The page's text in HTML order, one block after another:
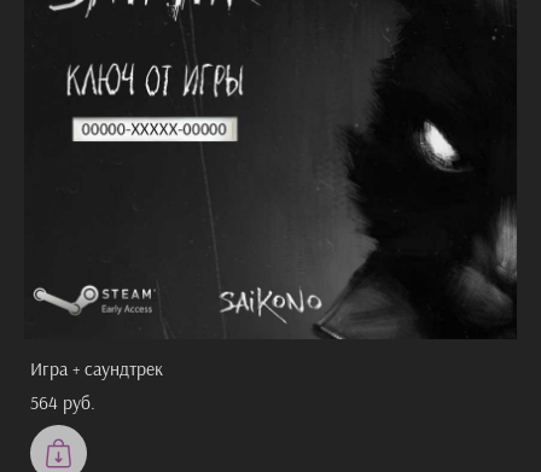
Игра + саундтрек
564 pуб.